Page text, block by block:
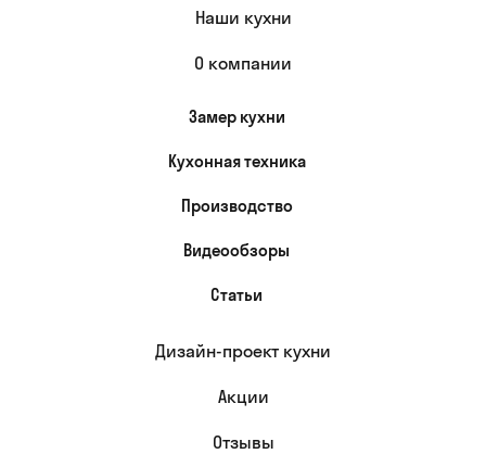
Наши кухни
О компании
Замер кухни
Кухонная техника
Производство
Видеообзоры
Статьи
Дизайн-проект кухни
Акции
Отзывы